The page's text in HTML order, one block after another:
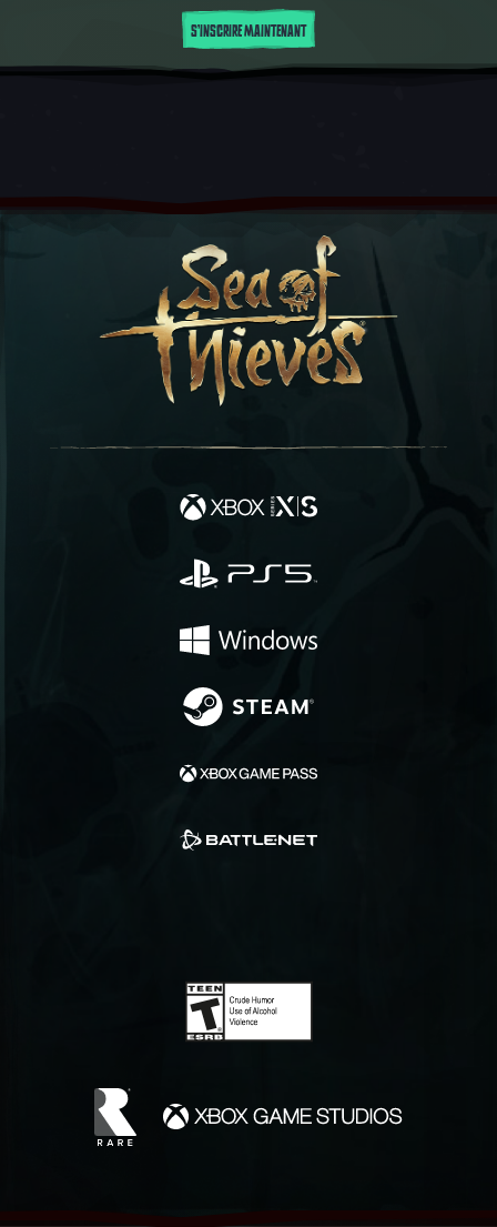
S'INSCRIRE MAINTENANT